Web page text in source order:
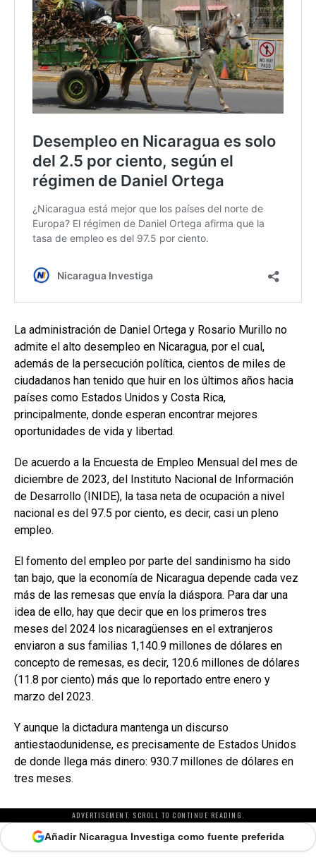
La administración de Daniel Ortega y Rosario Murillo no
admite el alto desempleo en Nicaragua, por el cual,
además de la persecución política, cientos de miles de
ciudadanos han tenido que huir en los últimos años hacia
países como Estados Unidos y Costa Rica,
principalmente, donde esperan encontrar mejores
oportunidades de vida y libertad.
De acuerdo a la Encuesta de Empleo Mensual del mes de
diciembre de 2023, del Instituto Nacional de Información
de Desarrollo (INIDE), la tasa neta de ocupación a nivel
nacional es del 97.5 por ciento, es decir, casi un pleno
empleo.
El fomento del empleo por parte del sandinismo ha sido
tan bajo, que la economía de Nicaragua depende cada vez
más de las remesas que envía la diáspora. Para dar una
idea de ello, hay que decir que en los primeros tres
meses del 2024 los nicaragüenses en el extranjeros
enviaron a sus familias 1,140.9 millones de dólares en
concepto de remesas, es decir, 120.6 millones de dólares
(11.8 por ciento) más que lo reportado entre enero y
marzo del 2023.
Y aunque la dictadura mantenga un discurso
antiestaodunidense, es precisamente de Estados Unidos
de donde llega más dinero: 930.7 millones de dólares en
tres meses.
ADVERTISEMENT. SCROLL TO CONTINUE READING.
Añadir Nicaragua Investiga como fuente preferida